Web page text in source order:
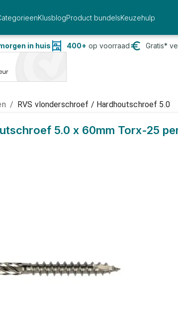
KlusblogProduct bundelsKeuzehulp
in huis 400+ op voorraad Gratis*
/ RVS vlonderschroef / Hardhoutschroef 5.0
5.0 x 60mm Torx-25